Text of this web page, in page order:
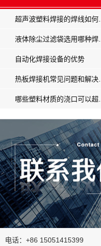
超声波塑料焊接的焊线如何...
液体除尘过滤袋选用哪种焊...
自动化焊接设备的优势
热板焊接机常见问题和解决...
哪些塑料材质的浇口可以超...
电话：+86 15051415399